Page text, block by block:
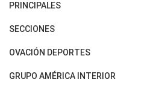
PRINCIPALES
Últimas Noticias
Política
SECCIONES
Horóscopo
Motores
OVACIÓN DEPORTES
Fútbol
GRUPO AMÉRICA INTERIOR